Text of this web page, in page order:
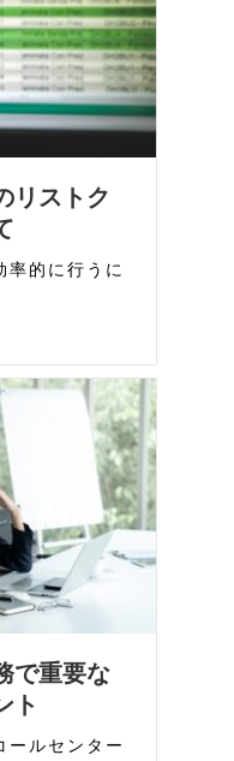
リストク
率的に行うに
で重要な
ト
ールセンター